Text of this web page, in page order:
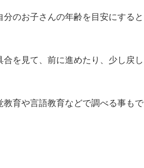
のお子さんの年齢を目安にすると
を見て、前に進めたり、少し戻し
育や言語教育などで調べる事もで